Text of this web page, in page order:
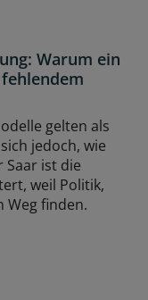
Warum ein
gelten als
jedoch, wie
Saar ist die
weil Politik,
Weg finden.